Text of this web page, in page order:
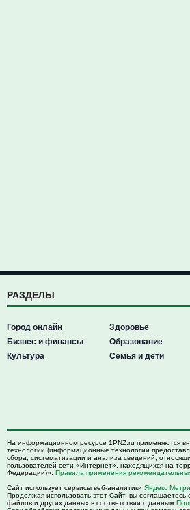
РАЗДЕЛЫ
Город онлайн
Бизнес и финансы
Культура
Здоровье
Образование
Семья и дети
На информационном ресурсе 1PNZ.ru применяются
технологии (информационные технологии
сбора, систематизации и анализа сведений,
пользователей сети «Интернет», находящихся на
Федерации)». Правила применения
Сайт использует сервисы веб-аналитики Яндекс
Продолжая использовать этот Сайт, вы соглашаетесь
файлов и других данных в соответствии с данным